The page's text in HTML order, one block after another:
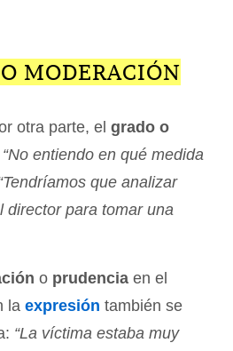
MODERACIÓN
otra parte, el grado o
“No entiendo en qué medida
que analizar
director para tomar una
o prudencia en el
la expresión también se
“La víctima estaba muy